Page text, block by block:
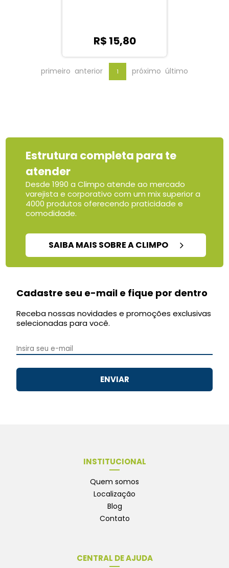
R$ 15,80
primeiro anterior 1 próximo último
Estrutura completa para te
atender
Desde 1990 a Climpo atende ao mercado
varejista e corporativo com um mix superior a
4000 produtos oferecendo praticidade e
comodidade.
SAIBA MAIS SOBRE A CLIMPO
Cadastre seu e-mail e fique por dentro
Receba nossas novidades e promoções exclusivas
selecionadas para você.
ENVIAR
INSTITUCIONAL
Quem somos
Localização
Blog
Contato
CENTRAL DE AJUDA